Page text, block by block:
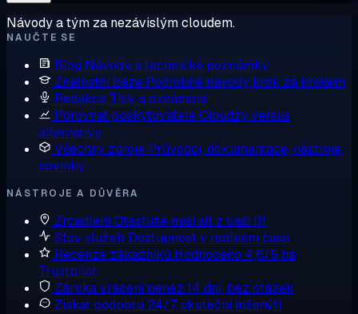
Návody a tým za nezávislým cloudem.
NAUČTE SE
Blog Návody a technické poznámky
Znalostní báze Podrobné návody krok za krokem
Redakce Tisk a oznámení
Porovnat poskytovateleCloudzy versus
alternativy
Všechny zdroje Průvodci, dokumentace, nástroje,
novinky
NÁSTROJE A DŮVĚRA
ZrcadleníOtestujte naši síť z vaší IP
Stav služeb Dostupnost v reálném čase
Recenze zákazníků Hodnoceno 4,6/5 na
Trustpilot
Záruka vrácení peněz 14 dní, bez otázek
Získat podporu 24/7, skuteční inženýři